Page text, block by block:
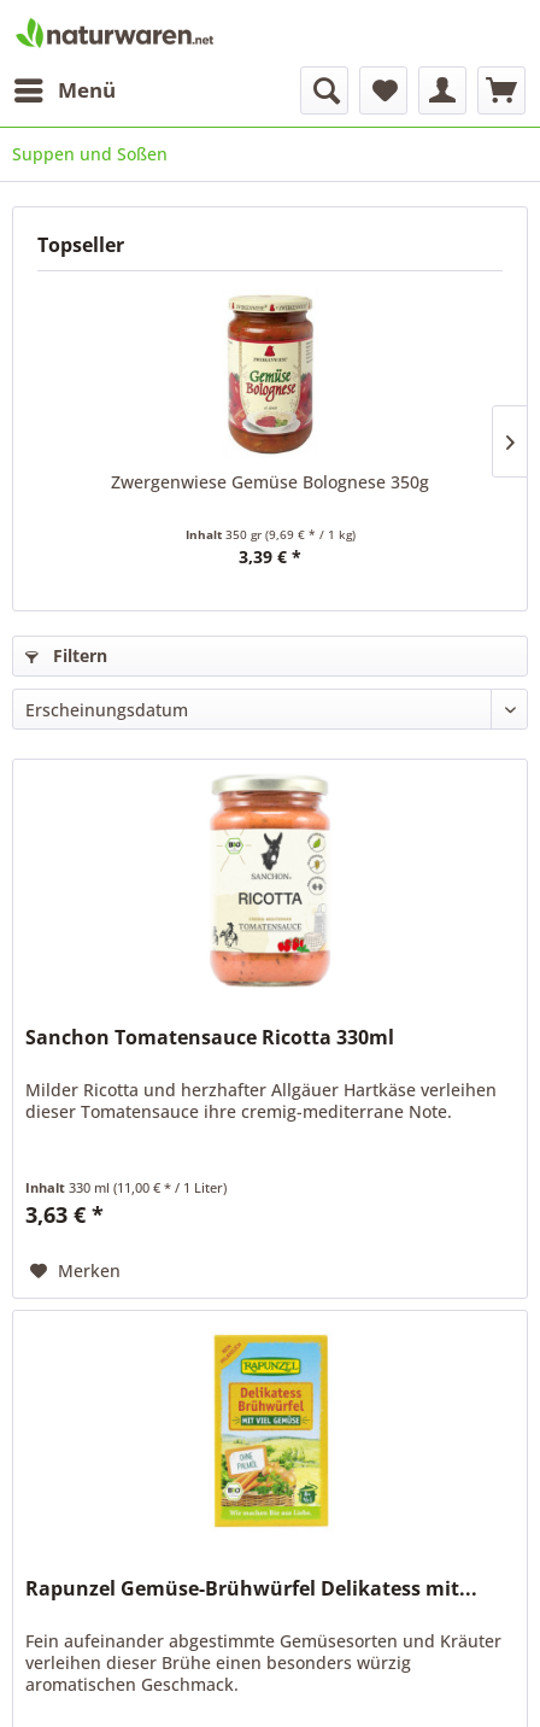
Menü
Suppen und Soßen
Topseller
Zwergenwiese Gemüse Bolognese 350g
Inhalt 350 gr (9,69 € * / 1 kg)
3,39 € *
Filtern
Sanchon Tomatensauce Ricotta 330ml
Milder Ricotta und herzhafter Allgäuer Hartkäse verleihen
dieser Tomatensauce ihre cremig-mediterrane Note.
Inhalt330 ml(11,00 € * / 1 Liter)
3,63 € *
Merken
Rapunzel Gemüse-Brühwürfel Delikatess mit...
Fein aufeinander abgestimmte Gemüsesorten und Kräuter
verleihen dieser Brühe einen besonders würzig
aromatischen Geschmack.